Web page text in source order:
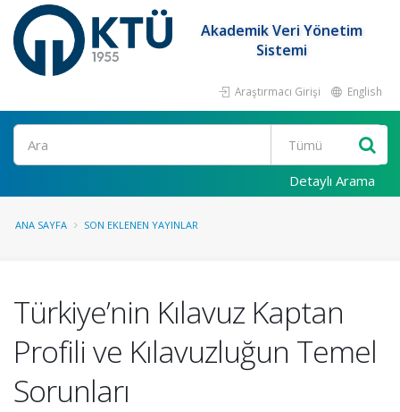
Akademik Veri Yönetim
Sistemi
Araştırmacı Girişi English
Ara
Detaylı Arama
ANA SAYFA SON EKLENEN YAYINLAR
Türkiye’nin Kılavuz Kaptan
Profili ve Kılavuzluğun Temel
Sorunları